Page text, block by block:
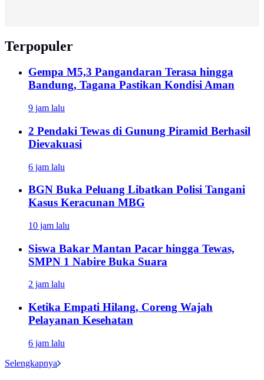
Terpopuler
Gempa M5,3 Pangandaran Terasa hingga
Bandung, Tagana Pastikan Kondisi Aman
9 jam lalu
2 Pendaki Tewas di Gunung Piramid Berhasil
Dievakuasi
6 jam lalu
BGN Buka Peluang Libatkan Polisi Tangani
Kasus Keracunan MBG
10 jam lalu
Siswa Bakar Mantan Pacar hingga Tewas,
SMPN 1 Nabire Buka Suara
2 jam lalu
Ketika Empati Hilang, Coreng Wajah
Pelayanan Kesehatan
6 jam lalu
Selengkapnya